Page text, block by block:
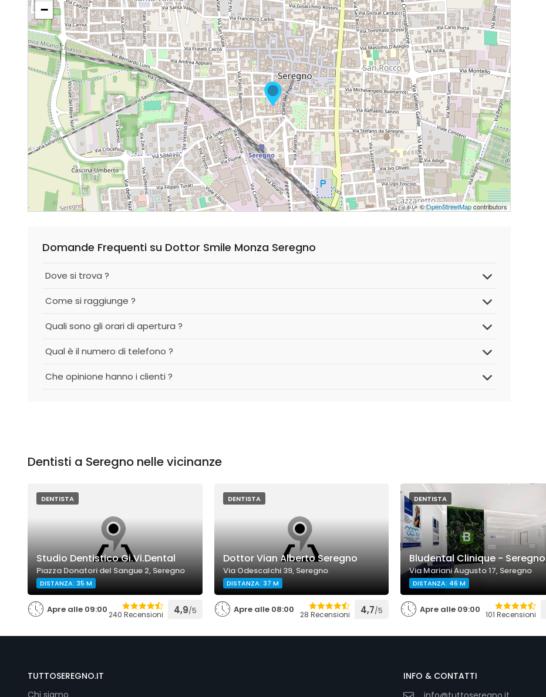
−
©OpenStreetMapcontributors
Domande Frequenti su Dottor Smile Monza Seregno
Dove si trova ?
Come si raggiunge ?
Quali sono gli orari di apertura ?
Qual è il numero di telefono ?
Che opinione hanno i clienti ?
Dentisti a Seregno nelle vicinanze
DENTISTA
Studio Dentistico Gi.Vi.Dental
Piazza Donatori del Sangue 2, Seregno
DISTANZA: 35 M
Apre alle 09:00240 Recensioni 4,9/5
DENTISTA
Dottor Vian Alberto Seregno
Via Odescalchi 39, Seregno
DISTANZA: 37 M
Apre alle 08:00 28 Recensioni 4,7/5
DENTISTA
Bludental Clinique - Seregno
Via Mariani Augusto 17, Seregno
DISTANZA: 46 M
Apre alle 09:00 101 Recensioni
TUTTOSEREGNO.IT
Chi siamo
INFO & CONTATTI